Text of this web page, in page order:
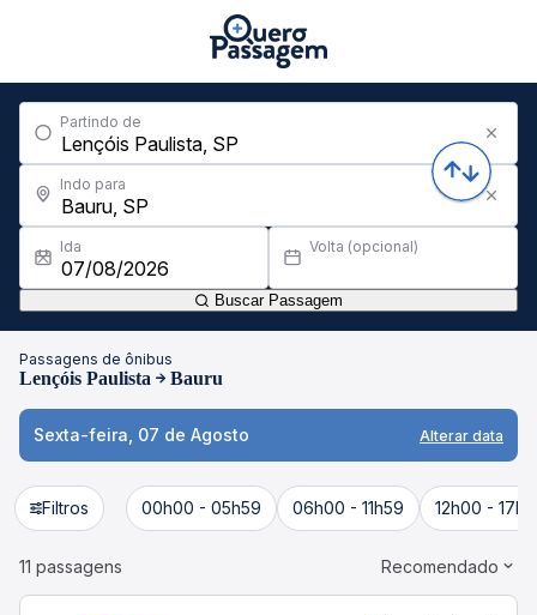
Partindo de
Indo para
Ida Volta (opcional)
Buscar Passagem
Passagens de ônibus
Lençóis Paulista Bauru
Sexta-feira, 07 de Agosto Alterar data
Filtros 00h00 - 05h59 06h00 - 11h59 12h00 -
11 passagens Recomendado